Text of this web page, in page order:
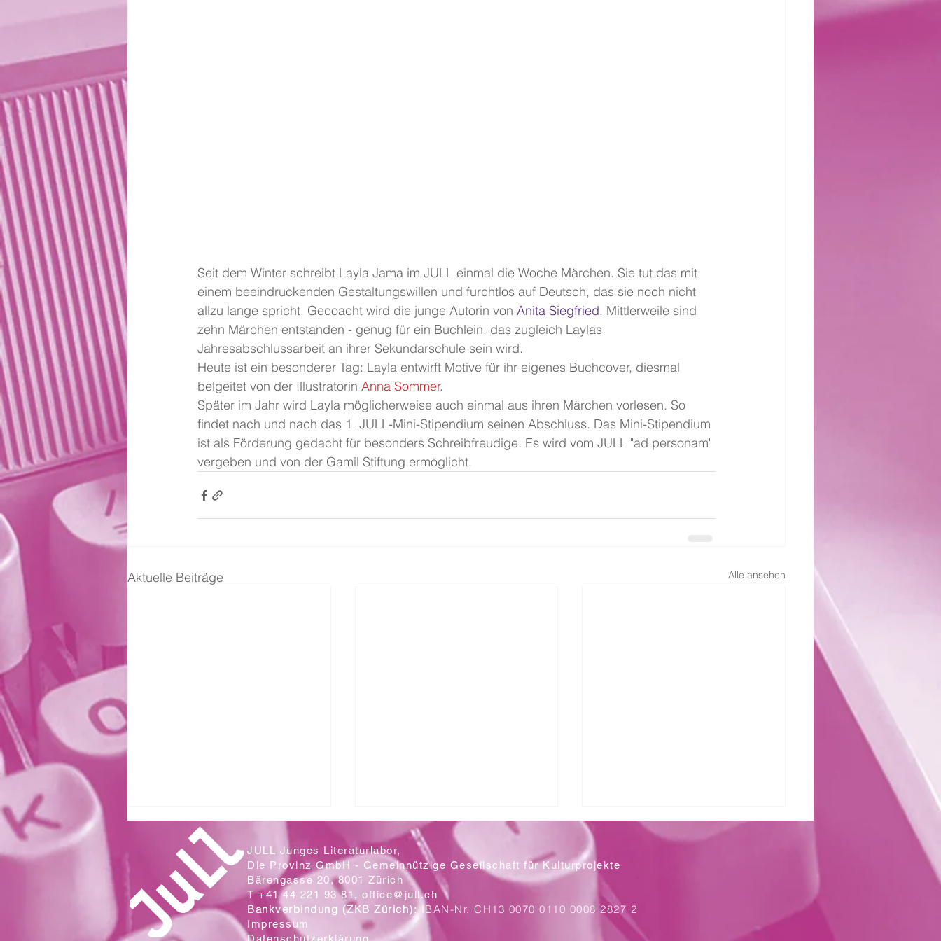
Seit dem Winter schreibt Layla Jama im JULL einmal die Woche Märchen. Sie tut das mit
einem beeindruckenden Gestaltungswillen und furchtlos auf Deutsch, das sie noch nicht
allzu lange spricht. Gecoacht wird die junge Autorin von Anita Siegfried. Mittlerweile sind
zehn Märchen entstanden - genug für ein Büchlein, das zugleich Laylas
Jahresabschlussarbeit an ihrer Sekundarschule sein wird.
Heute ist ein besonderer Tag: Layla entwirft Motive für ihr eigenes Buchcover, diesmal
belgeitet von der Illustratorin Anna Sommer.
Später im Jahr wird Layla möglicherweise auch einmal aus ihren Märchen vorlesen. So
findet nach und nach das 1. JULL-Mini-Stipendium seinen Abschluss. Das Mini-Stipendium
ist als Förderung gedacht für besonders Schreibfreudige. Es wird vom JULL "ad personam"
vergeben und von der Gamil Stiftung ermöglicht.
Aktuelle Beiträge Alle ansehen
Ein Blick auf die neuen Plakate
Mit letzter Kraft
JULL Junges Literaturlabor,
Die Provinz GmbH - Gemeinnützige Gesellschaft für Kulturprojekte
Bärengasse 20, 8001 Zürich
T +41 44 221 93 81, office@jull.ch
Bankverbindung (ZKB Zürich):IBAN-Nr. CH13 0070 0110 0008 2827 2
Impressum
Datenschutzerklärung